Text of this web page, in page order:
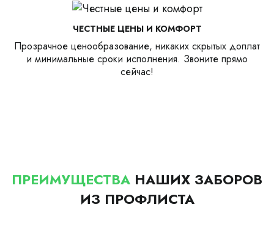
ЧЕСТНЫЕ ЦЕНЫ И КОМФОРТ
Прозрачное ценообразование, никаких скрытых доплат
и минимальные сроки исполнения. Звоните прямо
сейчас!
ПРЕИМУЩЕСТВА НАШИХ ЗАБОРОВ
ИЗ ПРОФЛИСТА